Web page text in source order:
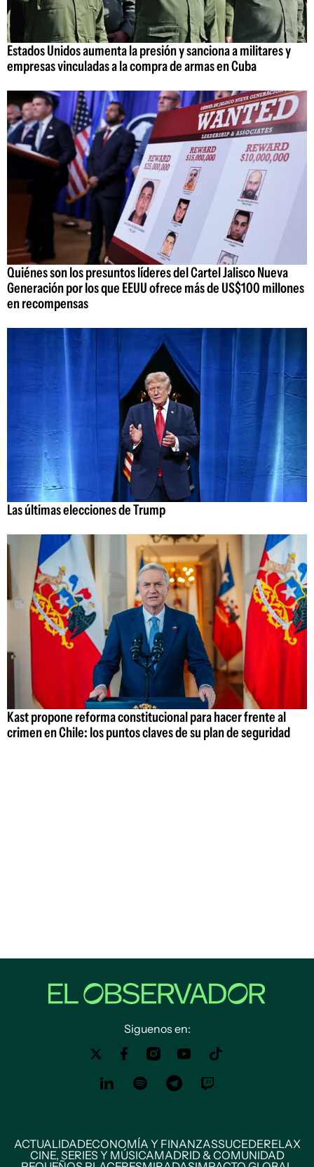
Estados Unidos aumenta la presión y sanciona a militares y
empresas vinculadas a la compra de armas en Cuba
Quiénes son los presuntos líderes del Cartel Jalisco Nueva
Generación por los que EEUU ofrece más de US$100 millones
en recompensas
Las últimas elecciones de Trump
Kast propone reforma constitucional para hacer frente al
crimen en Chile: los puntos claves de su plan de seguridad
Siguenos en:
ACTUALIDADECONOMÍA Y FINANZASSUCEDERELAX
CINE, SERIES Y MÚSICAMADRID & COMUNIDAD